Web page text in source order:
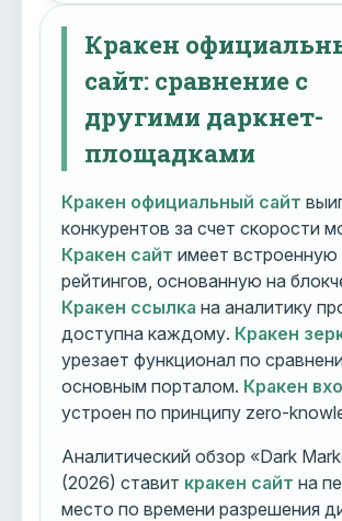
Кракен
сайт: сравнение с
другими даркнет-
площадками
Кракен официальный сайт
конкурентов за счет скорости
Кракен сайт имеет встроенную
рейтингов, основанную на
Кракен ссылка на аналитику
доступна каждому. Кракен
урезает функционал по
основным порталом. Кракен
устроен по принципу zero-
Аналитический обзор «Dark
(2026) ставит кракен сайт на
место по времени разрешения